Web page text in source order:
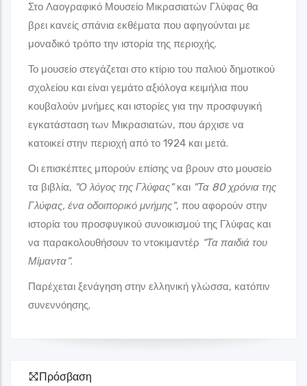
Στο Λαογραφικό Μουσείο Μικρασιατών Γλύφας θα
βρει κανείς σπάνια εκθέματα που αφηγούνται με
μοναδικό τρόπο την ιστορία της περιοχής.
Το μουσείο στεγάζεται στο κτίριο του παλιού δημοτικού
σχολείου και είναι γεμάτο αξιόλογα κειμήλια που
κουβαλούν μνήμες και ιστορίες για την προσφυγική
εγκατάσταση των Μικρασιατών, που άρχισε να
κατοικεί στην περιοχή από το 1924 και μετά.
Οι επισκέπτες μπορούν επίσης να βρουν στο μουσείο
τα βιβλία, "Ο λόγος της Γλύφας"και "Τα 80 χρόνια της
Γλύφας, ένα οδοιπορικό μνήμης", που αφορούν στην
ιστορία του προσφυγικού συνοικισμού της Γλύφας και
να παρακολουθήσουν το ντοκιμαντέρ “Τα παιδιά του
Μίμαντα”.
Παρέχεται ξενάγηση στην ελληνική γλώσσα, κατόπιν
συνεννόησης.
Πρόσβαση